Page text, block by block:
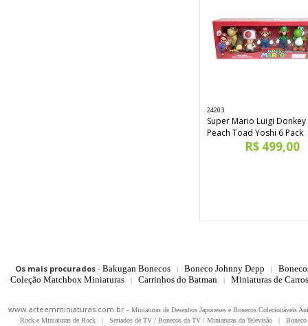
24203
Super Mario Luigi Donkey
Peach Toad Yoshi 6 Pack
R$ 499,00
Os mais procurados- Bakugan Bonecos | Boneco Johnny Depp |
Coleção Matchbox Miniaturas
| Carrinhos do Batman | Miniaturas de
www.arteemminiaturas.com.br - Miniaturas de Desenhos Japoneses e Bonecos Colecionáveis
Rock e Miniaturas de Rock
| Seriados de TV / Bonecos da TV / Miniaturas da Televisão |